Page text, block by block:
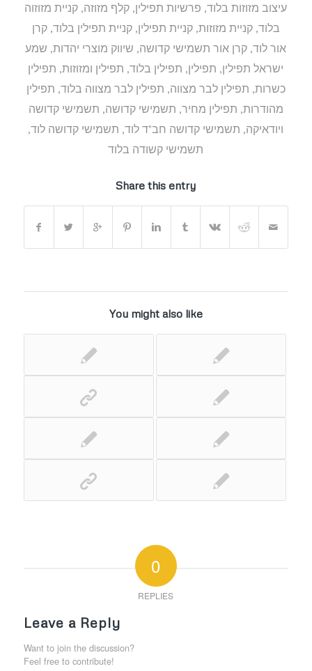
עיצוב מזוזות בלוד, פרשיות תפילין, קלף מזוזה, קניית מזוזוה
בלוד,קניית מזוזות,קניית תפילין,קניית תפילין בלוד,קרן
אור לוד, קרן אור תשמישי קדושה, שיווק מוצרי יהדות, שמע
ישראל תפילין, תפילין, תפילין בלוד, תפילין ומזוזות, תפילין
כשרות, תפילין לבר מצווה, תפילין לבר מצווה בלוד, תפילין
מהודרות, תפילין מחיר, תשמישי קדושה, תשמישי קדושה
ויודאיקה, תשמישי קדושה חב"ד לוד, תשמישי קדושה לוד,
תשמישי קשודה בלוד
Share this entry
You might also like
0
REPLIES
Leave a Reply
Want to join the discussion?
Feel free to contribute!